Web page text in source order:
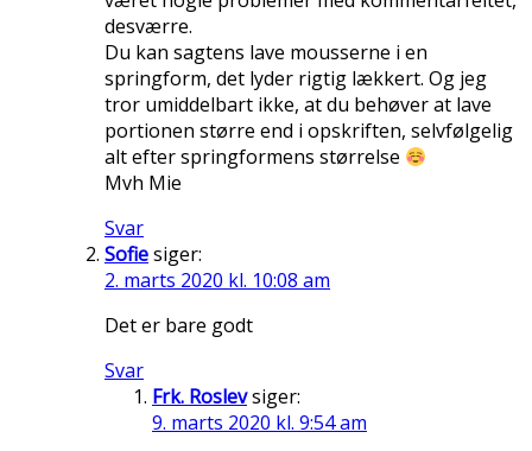
desværre.
Du kan sagtens lave mousserne i en
springform, det lyder rigtig lækkert. Og jeg
tror umiddelbart ikke, at du behøver at lave
portionen større end i opskriften, selvfølgelig
alt efter springformens størrelse
Mvh Mie
Svar
Sofiesiger:
2. marts 2020 kl. 10:08 am
Det er bare godt
Svar
Frk. Roslevsiger:
9. marts 2020 kl. 9:54 am